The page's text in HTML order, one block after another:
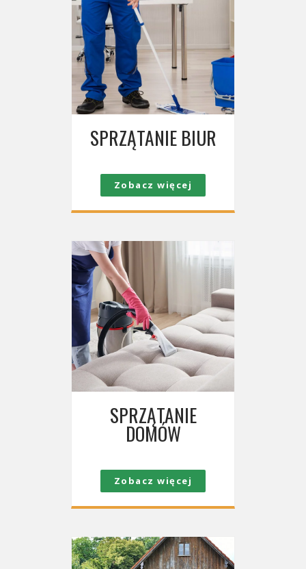
SPRZĄTANIE BIUR
Zobacz więcej
SPRZĄTANIE
DOMÓW
Zobacz więcej